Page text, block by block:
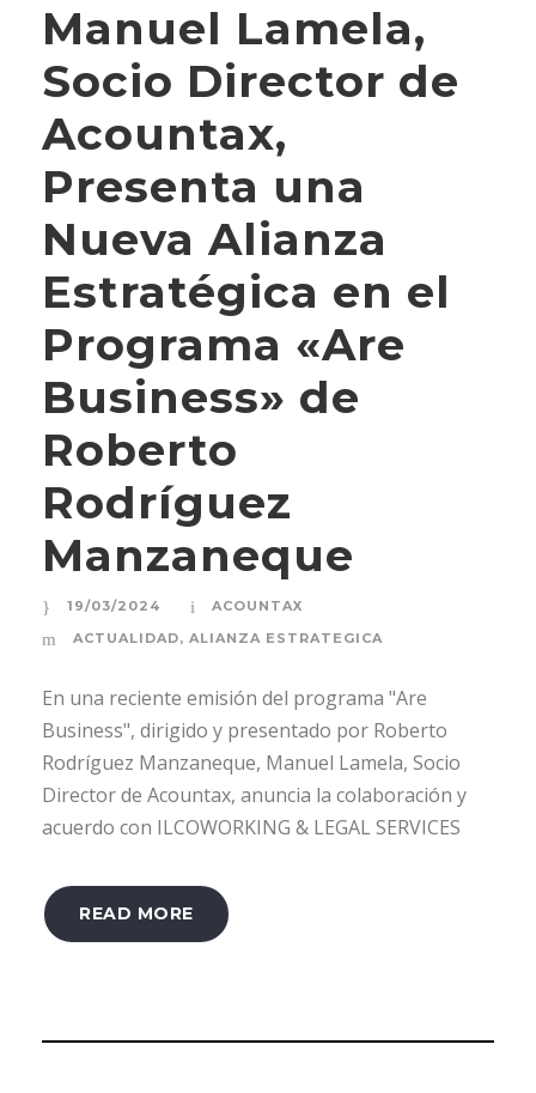
Manuel Lamela,
Socio Director de
Acountax,
Presenta una
Nueva Alianza
Estratégica en el
Programa «Are
Business» de
Roberto
Rodríguez
Manzaneque
19/03/2024
ACOUNTAX
ACTUALIDAD, ALIANZA ESTRATEGICA
En una reciente emisión del programa "Are
Business", dirigido y presentado por Roberto
Rodríguez Manzaneque, Manuel Lamela, Socio
Director de Acountax, anuncia la colaboración y
acuerdo con ILCOWORKING & LEGAL SERVICES
READ MORE